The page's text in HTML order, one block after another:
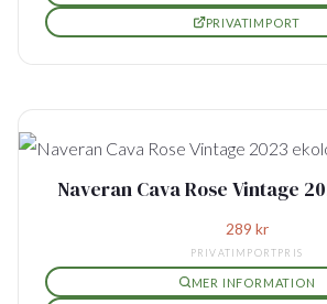
PRIVATIMPORT
Naveran Cava Rose Vintage
289 kr
PRIVATIMPORTPRIS
MER INFORMATION